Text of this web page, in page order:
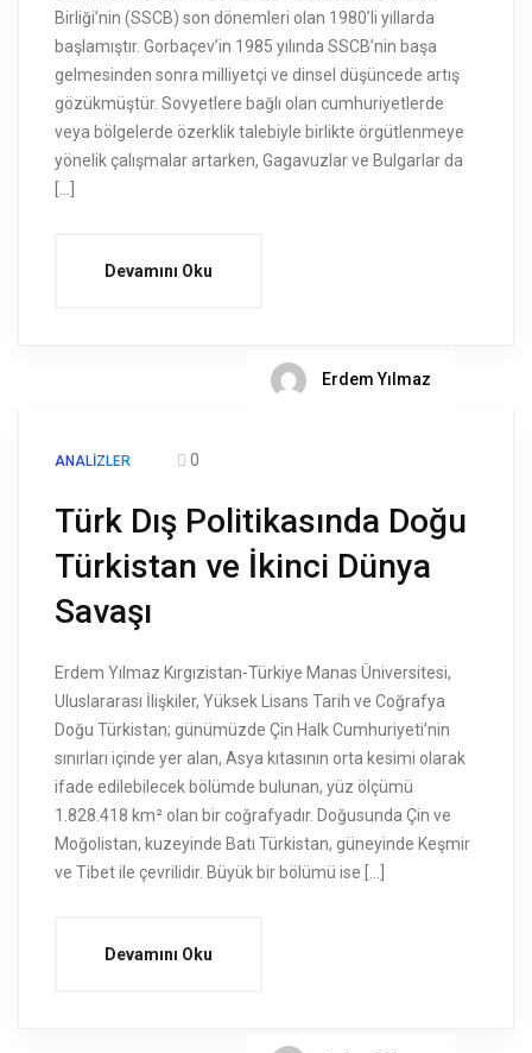
Birliği’nin (SSCB) son dönemleri olan 1980’li yıllarda
başlamıştır. Gorbaçev’in 1985 yılında SSCB’nin başa
gelmesinden sonra milliyetçi ve dinsel düşüncede artış
gözükmüştür. Sovyetlere bağlı olan cumhuriyetlerde
veya bölgelerde özerklik talebiyle birlikte örgütlenmeye
yönelik çalışmalar artarken, Gagavuzlar ve Bulgarlar da
Devamını Oku
Erdem Yılmaz
ANALIZLER 0
Türk Dış Politikasında Doğu
Türkistan ve İkinci Dünya
Savaşı
Erdem Yılmaz Kırgızistan-Türkiye Manas Üniversitesi,
Uluslararası İlişkiler, Yüksek Lisans Tarih ve Coğrafya
Doğu Türkistan; günümüzde Çin Halk Cumhuriyeti’nin
sınırları içinde yer alan, Asya kıtasının orta kesimi olarak
ifade edilebilecek bölümde bulunan, yüz ölçümü
1.828.418 km² olan bir coğrafyadır. Doğusunda Çin ve
Moğolistan, kuzeyinde Batı Türkistan, güneyinde Keşmir
ve Tibet ile çevrilidir. Büyük bir bölümü ise […]
Devamını Oku